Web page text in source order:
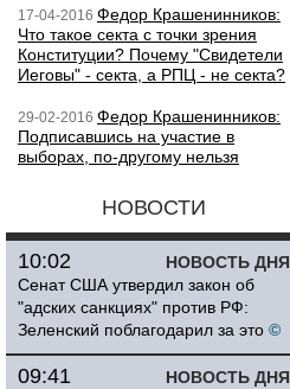
17-04-2016 Федор Крашенинников:
Что такое секта с точки зрения
Конституции? Почему "Свидетели
Иеговы" - секта, а РПЦ - не секта?
29-02-2016 Федор Крашенинников:
Подписавшись на участие в
выборах, по-другому нельзя
НОВОСТИ
НОВОСТЬ ДНЯ
10:02
Сенат США утвердил закон об
"адских санкциях" против РФ:
Зеленский поблагодарил за это ©
НОВОСТЬ ДНЯ
09:41